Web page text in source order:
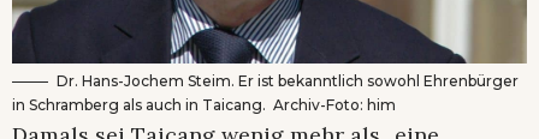
Dr. Hans-Jochem Steim. Er ist bekanntlich sowohl Ehrenbürger
in Schramberg als auch in Taicang. Archiv-Foto: him